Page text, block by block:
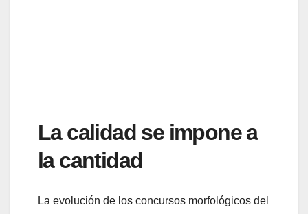
La calidad se impone a
la cantidad
La evolución de los concursos morfológicos del